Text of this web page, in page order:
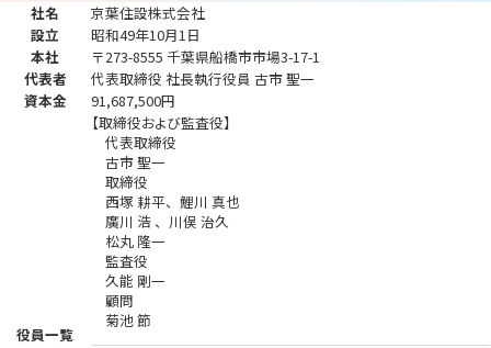
社名
京葉住設株式会社
設立
昭和49年10月1日
本社
〒273-8555 千葉県船橋市市場3-17-1
代表者
代表取締役 社長執行役員 古市 聖一
資本金
91,687,500円
役員一覧
【取締役および監査役】
代表取締役
古市 聖一
取締役
西塚 耕平、 鯉川 真也
廣川 浩 、 川俣 治久
松丸 隆一
監査役
久能 剛一
顧問
菊池 節